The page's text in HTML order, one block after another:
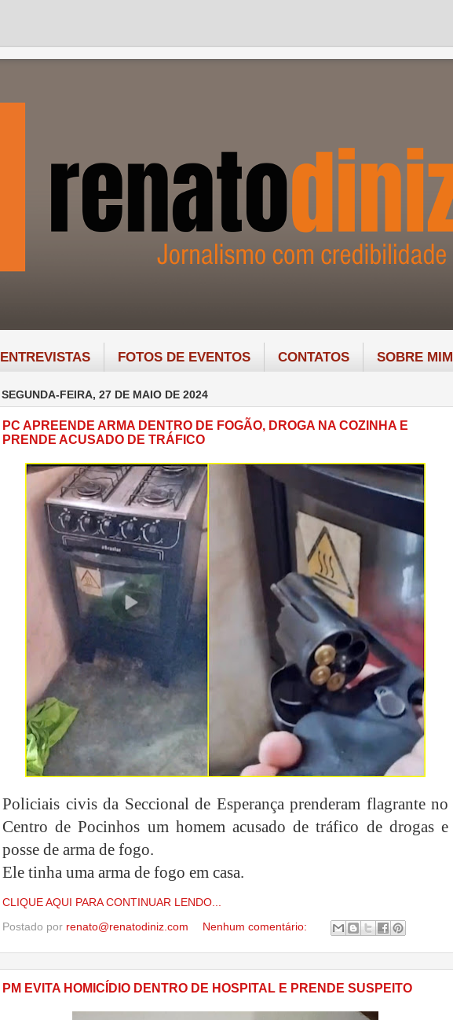
ENTREVISTAS FOTOS DE EVENTOS CONTATOS SOBRE MIM
SEGUNDA-FEIRA, 27 DE MAIO DE 2024
PC APREENDE ARMA DENTRO DE FOGÃO, DROGA NA COZINHA E
PRENDE ACUSADO DE TRÁFICO
Policiais civis da Seccional de Esperança prenderam flagrante no
Centro de Pocinhos um homem acusado de tráfico de drogas e
posse de arma de fogo.
Ele tinha uma arma de fogo em casa.
CLIQUE AQUI PARA CONTINUAR LENDO...
Postado por renato@renatodiniz.com Nenhum comentário:
PM EVITA HOMICÍDIO DENTRO DE HOSPITAL E PRENDE SUSPEITO